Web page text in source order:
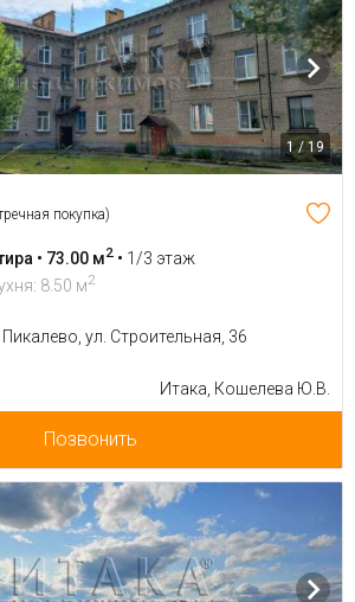
1 / 19
покупка)
• 73.00 м2 • 1/3 этаж
8.50 м2
ул. Строительная, 36
Итака, Кошелева Ю.В.
Позвонить